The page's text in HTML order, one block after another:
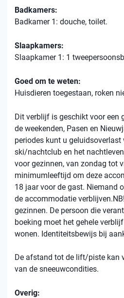
Badkamers:
Badkamer 1: douche, toilet.
Slaapkamers:
Slaapkamer 1: 1
Goed om te weten:
Huisdieren toegestaan, roken
Dit verblijf is geschikt voor een
de weekenden, Pasen en
periodes kunt u geluidsoverlast
ski/nachtclub en het
voor gezinnen, van zondag tot
minimumleeftijd om deze
18 jaar voor de gast. Niemand
de accommodatie
gezinnen. De persoon die
boeking moet het gehele
wonen. Identiteitsbewijs bij
De afstand tot de lift/piste kan
van de sneeuwcondities.
Overig: